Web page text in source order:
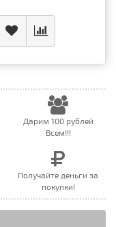
Дарим 100 рублей
Всем!!!
Получайте деньги за
покупки!